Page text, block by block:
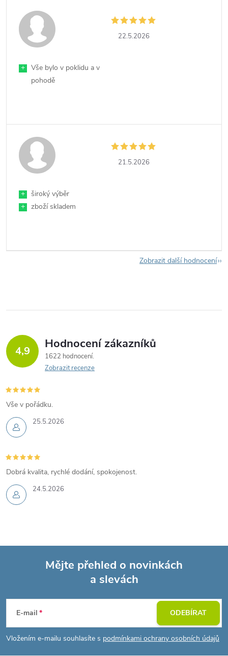
22.5.2026
+
Vše bylo v poklidu a v
pohodě
21.5.2026
+
široký výběr
+
zboží skladem
Zobrazit další hodnocení
4,9 Hodnocení zákazníků
1622 hodnocení
Zobrazit recenze
25.5.2026
Vše v pořádku.
24.5.2026
Dobrá kvalita, rychlé dodání, spokojenost.
p
Mějte přehled o novinkách
a slevách
E-mail
Vložením e-mailu souhlasíte s podmínkami ochrany osobních údajů
ODEBÍRAT